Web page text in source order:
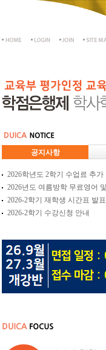
공지사항
2026학년도 2학기 수업료 추
2026년도 여름방학 무료영어
2026-2학기 재학생 시간표 발표
2026-2학기 수강신청 안내